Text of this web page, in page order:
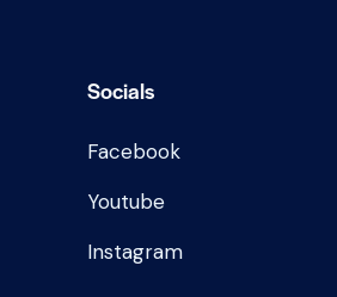
Socials
Facebook
Youtube
Instagram